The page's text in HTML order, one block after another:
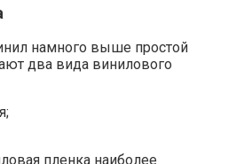
намного выше простой
два вида винилового
пленка наиболее